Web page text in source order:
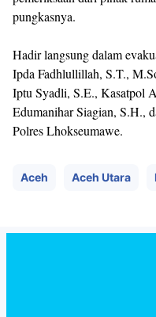
pungkasnya.
Hadir langsung dalam
Ipda Fadhlullillah, S.T.,
Iptu Syadli, S.E., Kasatpol
Edumanihar Siagian, S.H.,
Polres Lhokseumawe.
Aceh Aceh Utara